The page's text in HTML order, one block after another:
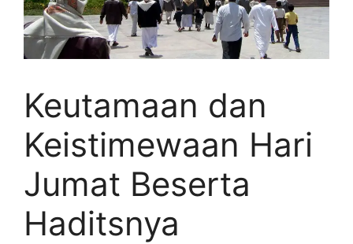
Keutamaan dan
Keistimewaan Hari
Jumat Beserta
Haditsnya